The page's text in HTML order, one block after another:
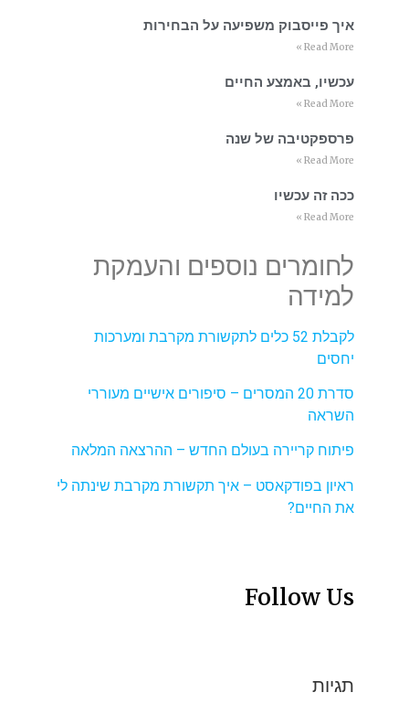
איך פייסבוק משפיעה על הבחירות
Read More »
עכשיו, באמצע החיים
Read More »
פרספקטיבה של שנה
Read More »
ככה זה עכשיו
Read More »
לחומרים נוספים והעמקת
למידה
לקבלת 52 כלים לתקשורת מקרבת ומערכות
יחסים
סדרת 20 המסרים – סיפורים אישיים מעוררי
השראה
פיתוח קריירה בעולם החדש – ההרצאה המלאה
ראיון בפודקאסט – איך תקשורת מקרבת שינתה לי
את החיים?
Follow Us
תגיות